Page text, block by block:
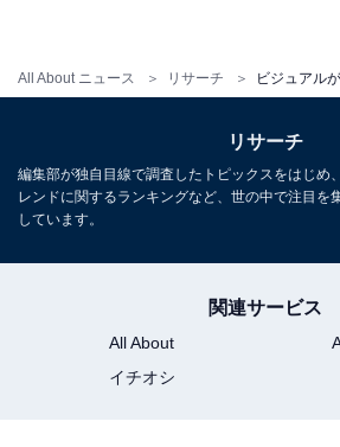
All About ニュース リサーチ
こちらもおすすめ
カリスマ性があると思
リサーチ
編集部が独自目線で調査したトピックスをはじめ
レンドに関するランキングなど、世の中で注目を
しています。
関連サービス
All About
イチオシ